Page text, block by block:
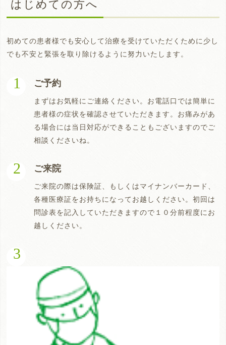
はじめての方へ
初めての患者様でも安心して治療を受けていただくために少し
でも不安と緊張を取り除けるように努力いたします。
ご予約
まずはお気軽にご連絡ください。お電話口では簡単に
患者様の症状を確認させていただきます。お痛みがあ
る場合には当日対応ができることもございますのでご
相談くださいね。
ご来院
ご来院の際は保険証、もしくはマイナンバーカード、
各種医療証をお持ちになってお越しください。初回は
問診表を記入していただきますので１０分前程度にお
越しください。